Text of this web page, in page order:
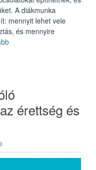
A diákmunka
mennyit lehet vele
és mennyire
„TOP
érettség és